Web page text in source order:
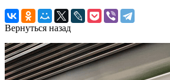
Вернуться назад